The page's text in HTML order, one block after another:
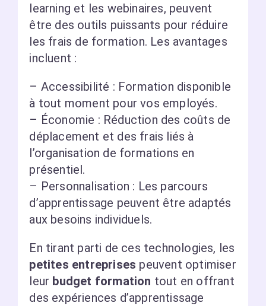
learning et les webinaires, peuvent
être des outils puissants pour réduire
les frais de formation. Les avantages
incluent :
– Accessibilité : Formation disponible
à tout moment pour vos employés.
– Économie : Réduction des coûts de
déplacement et des frais liés à
l’organisation de formations en
présentiel.
– Personnalisation : Les parcours
d’apprentissage peuvent être adaptés
aux besoins individuels.
En tirant parti de ces technologies, les
petites entreprises peuvent optimiser
leur budget formation tout en offrant
des expériences d’apprentissage